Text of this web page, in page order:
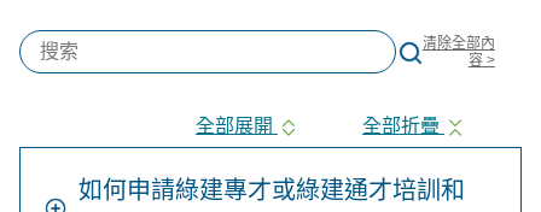
清除全部內
容 >
全部展開 全部折疊
如何申請綠建專才或綠建通才培訓和